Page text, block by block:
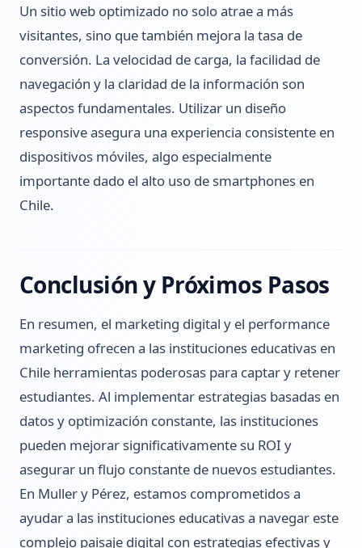
Un sitio web optimizado no solo atrae a más
visitantes, sino que también mejora la tasa de
conversión. La velocidad de carga, la facilidad de
navegación y la claridad de la información son
aspectos fundamentales. Utilizar un diseño
responsive asegura una experiencia consistente en
dispositivos móviles, algo especialmente
importante dado el alto uso de smartphones en
Chile.
Conclusión y Próximos Pasos
En resumen, el marketing digital y el performance
marketing ofrecen a las instituciones educativas en
Chile herramientas poderosas para captar y retener
estudiantes. Al implementar estrategias basadas en
datos y optimización constante, las instituciones
pueden mejorar significativamente su ROI y
asegurar un flujo constante de nuevos estudiantes.
En Muller y Pérez, estamos comprometidos a
ayudar a las instituciones educativas a navegar este
complejo paisaje digital con estrategias efectivas y